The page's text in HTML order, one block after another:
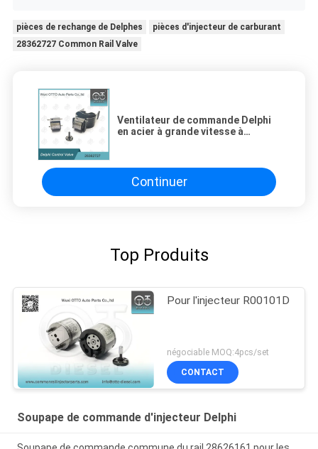
pièces de rechange de Delphes
pièces d'injecteur de carburant
28362727 Common Rail Valve
Ventilateur de commande Delphi
en acier à grande vitesse à
Continuer
Top Produits
Pour l'injecteur R00101D
négociable MOQ:4pcs/set
CONTACT
Soupape de commande d'injecteur Delphi